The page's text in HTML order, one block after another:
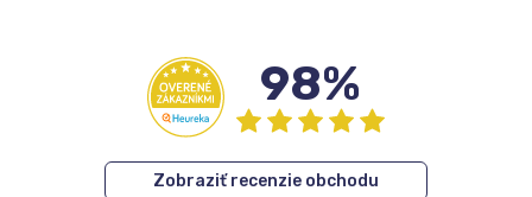
98%
Zobraziť recenzie obchodu